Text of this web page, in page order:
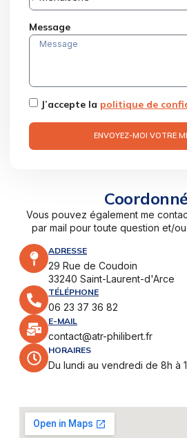
Message
J’accepte la politique de
ENVOYEZ-MOI VOTRE
Vous pouvez également me
par mail pour toute question et/
ADRESSE
29 Rue de Coudoin
33240 Saint-Laurent-d'Arce
TÉLÉPHONE
06 23 37 36 82
E-MAIL
contact@atr-philibert.fr
HORAIRES
Du lundi au vendredi de 8h à